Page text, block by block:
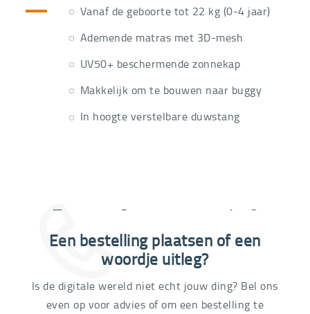
Vanaf de geboorte tot 22 kg (0-4 jaar)
Ademende matras met 3D-mesh
UV50+ beschermende zonnekap
Makkelijk om te bouwen naar buggy
In hoogte verstelbare duwstang
03 292 21 60
Een bestelling plaatsen of een
woordje uitleg?
Is de digitale wereld niet echt jouw ding? Bel ons
even op voor advies of om een bestelling te